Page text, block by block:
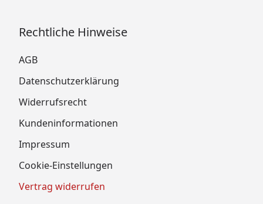
Rechtliche Hinweise
AGB
Datenschutzerklärung
Widerrufsrecht
Kundeninformationen
Impressum
Cookie-Einstellungen
Vertrag widerrufen